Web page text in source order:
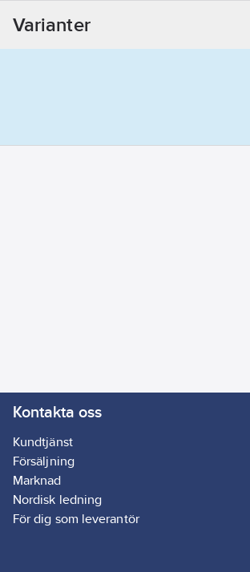
Varianter
Kontakta oss
Kundtjänst
Försäljning
Marknad
Nordisk ledning
För dig som leverantör